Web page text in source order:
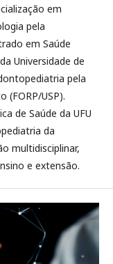
em
pela
em Saúde
Universidade de
pela
(FORP/USP).
de Saúde da UFU
da
multidisciplinar,
e extensão.